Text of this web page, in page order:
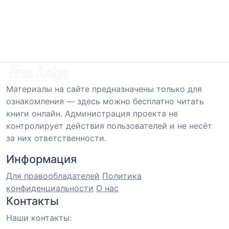
Материалы на сайте предназначены только для
ознакомления — здесь можно бесплатно читать
книги онлайн. Администрация проекта не
контролирует действия пользователей и не несёт
за них ответственности.
Информация
Для правообладателей Политика
конфиденциальности О нас
Контакты
Наши контакты: